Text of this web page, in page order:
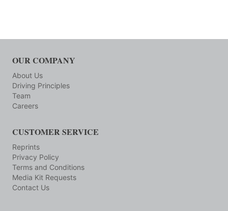
OUR COMPANY
About Us
Driving Principles
Team
Careers
CUSTOMER SERVICE
Reprints
Privacy Policy
Terms and Conditions
Media Kit Requests
Contact Us